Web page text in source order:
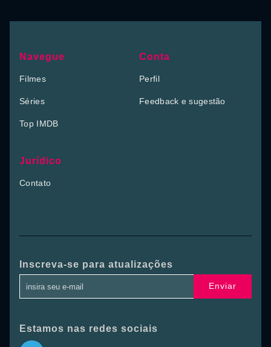
Navegue
Filmes
Séries
Top IMDB
Conta
Perfil
Feedback e sugestão
Jurídico
Contato
Inscreva-se para atualizações
Enviar
Estamos nas redes sociais